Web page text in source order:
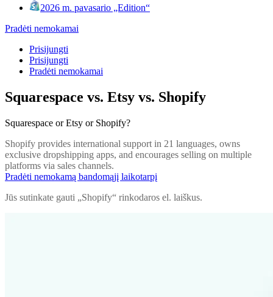
2026 m. pavasario „Edition“
Pradėti nemokamai
Prisijungti
Prisijungti
Pradėti nemokamai
Squarespace vs. Etsy vs. Shopify
Squarespace or Etsy or Shopify?
Shopify provides international support in 21 languages, owns
exclusive dropshipping apps, and encourages selling on multiple
platforms via sales channels.
Pradėti nemokamą bandomąjį laikotarpį
Jūs sutinkate gauti „Shopify“ rinkodaros el. laiškus.